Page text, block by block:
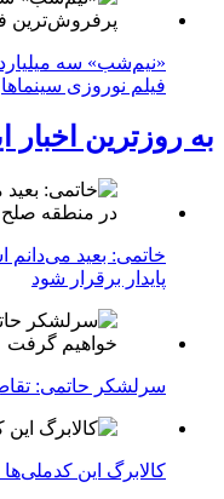
«نیم‌شب» سه
فیلم نوروزی سینماها
به روزترین اخبار
خاتمی: بعید می‌دانم
پایدار برقرار شود
سرلشکر حاتمی:
کالابرگ این